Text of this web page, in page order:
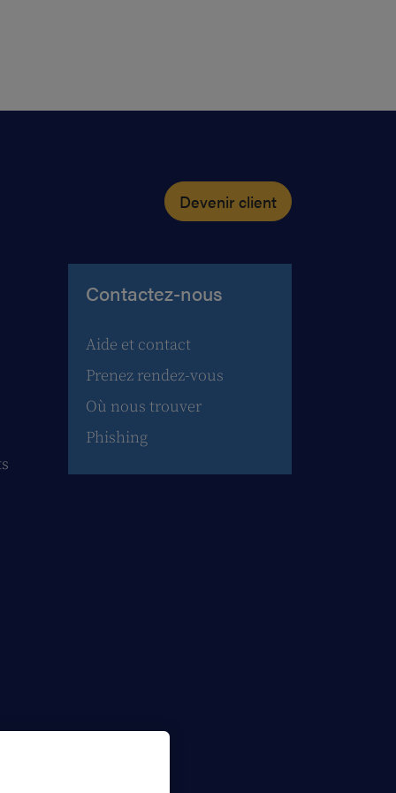
Devenir client
Contactez-nous
Aide et contact
Prenez rendez-vous
Où nous trouver
Phishing